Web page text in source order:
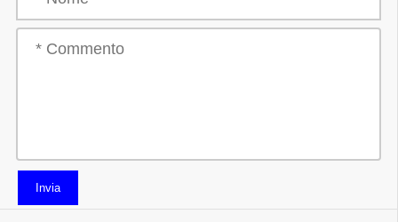
Invia